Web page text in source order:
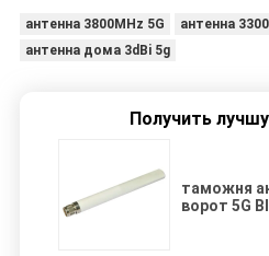
антенна 3800MHz 5G
антенна
антенна дома 3dBi 5g
Получить
таможня
ворот 5G